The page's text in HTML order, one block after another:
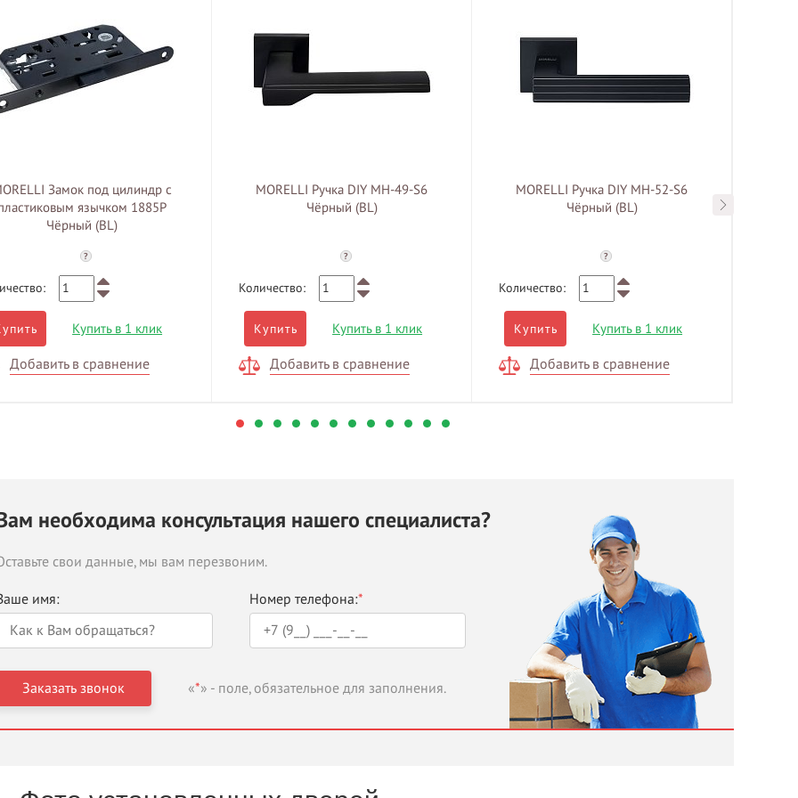
Замок под цилиндр с
язычком 1885P
Чёрный (BL)
?
Купить в 1 клик
Добавить в сравнение
MORELLI Ручка DIY MH-49-S6
Чёрный (BL)
?
Количество:
Купить Купить в 1 клик
Добавить в сравнение
MORELLI Ручка DIY MH-52-S6
Чёрный (BL)
?
Количество:
Купить Купить в 1 клик
Добавить в сравнение
необходима консультация нашего специалиста?
свои данные, мы вам перезвоним.
имя: Номер телефона:*
«*» - поле, обязательное для заполнения.